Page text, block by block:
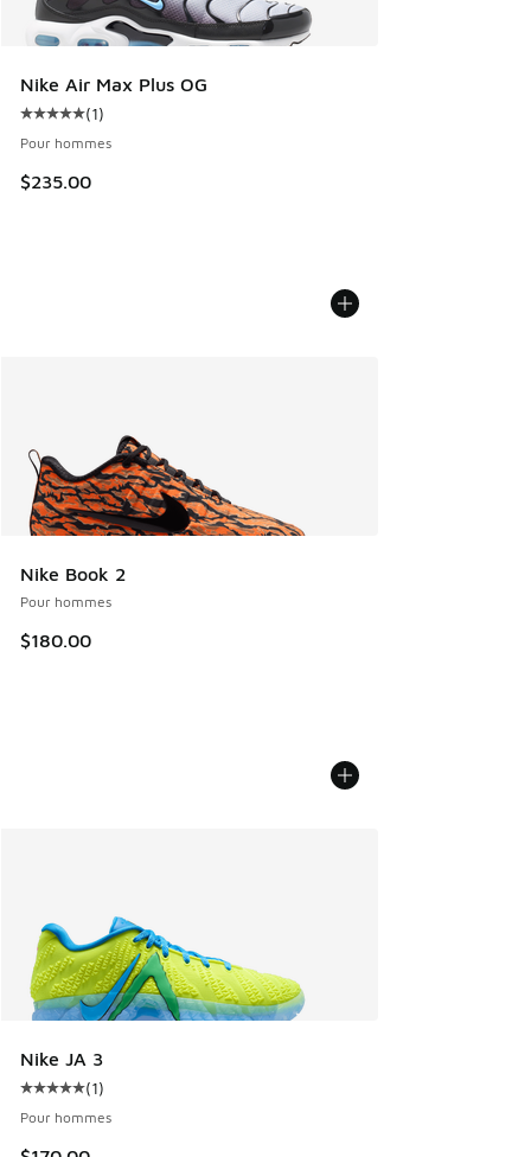
Nike Air Max Plus OG
Cote moyenne du client - [5 sur 5 étoiles], 1 commentaires
(1)
Pour hommes
$235.00
Nike Book 2
Pour hommes
$180.00
Nike JA 3
Cote moyenne du client - [5 sur 5 étoiles], 1 commentaires
(1)
Pour hommes